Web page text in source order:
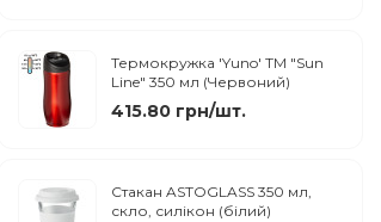
Термокружка 'Yuno' ТМ "Sun
Line" 350 мл (Червоний)
415.80 грн/шт.
Стакан ASTOGLASS 350 мл,
скло, силікон (білий)